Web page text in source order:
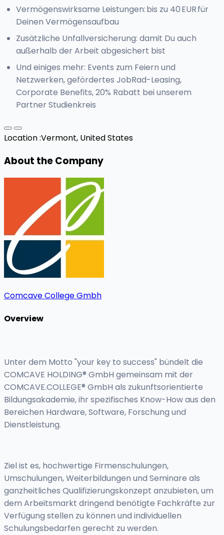
Vermögenswirksame Leistungen: bis zu 40 EUR für
Deinen Vermögensaufbau
Zusätzliche Unfallversicherung: damit Du auch
außerhalb der Arbeit abgesichert bist
Und einiges mehr: Events zum Feiern und
Netzwerken, gefördertes JobRad-Leasing,
Corporate Benefits, 20% Rabatt bei unserem
Partner Studienkreis
Location :Vermont, United States
About the Company
Comcave College Gmbh
Overview
Unter dem Motto "your key to success" bündelt die
COMCAVE HOLDING® GmbH gemeinsam mit der
COMCAVE.COLLEGE® GmbH als zukunftsorientierte
Bildungsakademie, ihr spezifisches Know-How aus den
Bereichen Hardware, Software, Forschung und
Dienstleistung.
Ziel ist es, hochwertige Firmenschulungen,
Umschulungen, Weiterbildungen und Seminare als
ganzheitliches Qualifizierungskonzept anzubieten, um
dem Arbeitsmarkt dringend benötigte Fachkräfte zur
Verfügung stellen zu können und individuellen
Schulungsbedarfen gerecht zu werden.